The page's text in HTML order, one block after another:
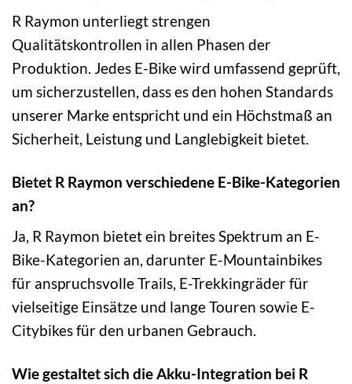
R Raymon unterliegt strengen
Qualitätskontrollen in allen Phasen der
Produktion. Jedes E-Bike wird umfassend geprüft,
um sicherzustellen, dass es den hohen Standards
unserer Marke entspricht und ein Höchstmaß an
Sicherheit, Leistung und Langlebigkeit bietet.
Bietet R Raymon verschiedene E-Bike-Kategorien
an?
Ja, R Raymon bietet ein breites Spektrum an E-
Bike-Kategorien an, darunter E-Mountainbikes
für anspruchsvolle Trails, E-Trekkingräder für
vielseitige Einsätze und lange Touren sowie E-
Citybikes für den urbanen Gebrauch.
Wie gestaltet sich die Akku-Integration bei R